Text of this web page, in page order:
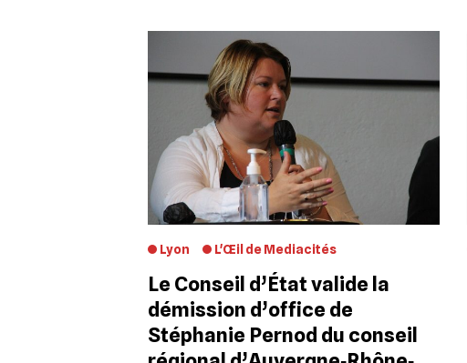
Lyon L'Œil de Mediacités
Le Conseil d’État valide la
démission d’office de
Stéphanie Pernod du conseil